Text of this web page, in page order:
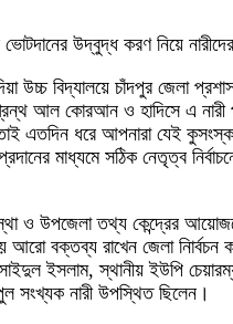
ভোটদানের উদ্বুদ্ধ করণ নিয়ে
উচ্চ বিদ্যালয়ে চাঁদপুর জেলা
আল কোরআন ও হাদিসে এ নারী
এতদিন ধরে আপনারা যেই
মাধ্যমে সঠিক নেতৃত্ব
ও উপজেলা তথ্য কেন্দ্রের
বক্তব্য রাখেন জেলা নিার্বচন
ইসলাম, স্থানীয় ইউপি
সংখ্যক নারী উপস্থিত ছিলেন।